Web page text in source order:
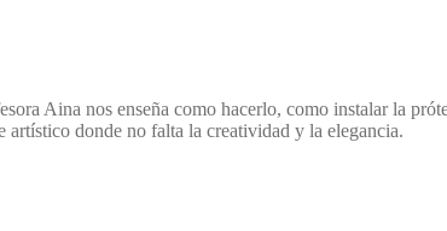
Aina nos enseña como hacerlo, como instalar la
artístico donde no falta la creatividad y la elegancia.